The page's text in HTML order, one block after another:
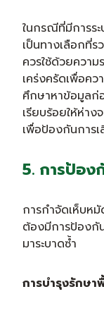
ในกรณีที่มีการระ
เป็นทางเลือกที่ร
ควรใช้ด้วยความ
เคร่งครัดเพื่อค
ศึกษาหาข้อมูลก่
เรียบร้อยให้ห่า
เพื่อป้องกันการ
5. การป้อง
การกำจัดเห็บห
ต้องมีการป้องกั
มาระบาดซ้ำ
การบำรุงรักษา